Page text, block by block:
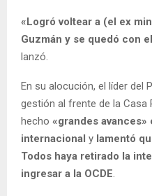
«Logró voltear a (el ex
Guzmán y se quedó con
lanzó.
En su alocución, el líder del
gestión al frente de la Casa
hecho «grandes
internacional y lamentó
Todos haya retirado la
ingresar a la OCDE.